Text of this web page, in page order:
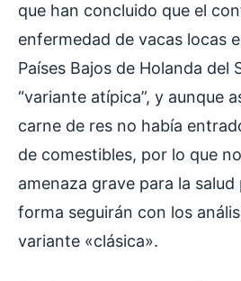
que han concluido que el
enfermedad de vacas locas
Países Bajos de Holanda del
“variante atípica”, y aunque
carne de res no había
de comestibles, por lo que
amenaza grave para la salud
forma seguirán con los
variante «clásica».